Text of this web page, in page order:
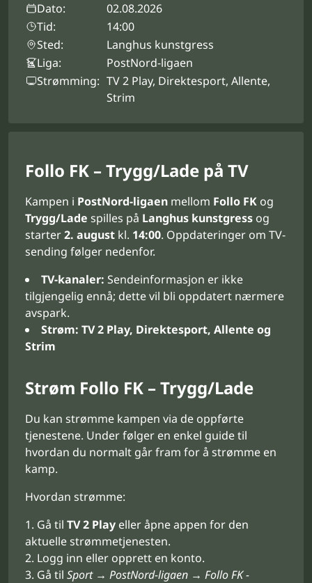
Dato:
02.08.2026
Tid:
14:00
Sted:
Langhus kunstgress
Liga:
PostNord-ligaen
Strømming: TV 2 Play, Direktesport, Allente,
Strim
Follo FK – Trygg/Lade på TV
Kampen i PostNord-ligaen mellom Follo FK og
Trygg/Lade spilles på Langhus kunstgress og
starter2. august kl. 14:00. Oppdateringer om TV-
sending følger nedenfor.
TV-kanaler: Sendeinformasjon er ikke
tilgjengelig ennå; dette vil bli oppdatert nærmere
avspark.
Strøm: TV 2 Play, Direktesport, Allente og
Strim
Strøm Follo FK – Trygg/Lade
Du kan strømme kampen via de oppførte
tjenestene. Under følger en enkel guide til
hvordan du normalt går fram for å strømme en
kamp.
Hvordan strømme:
Gå til TV 2 Play eller åpne appen for den
aktuelle strømmetjenesten.
Logg inn eller opprett en konto.
Gå til Sport → PostNord-ligaen → Follo FK -